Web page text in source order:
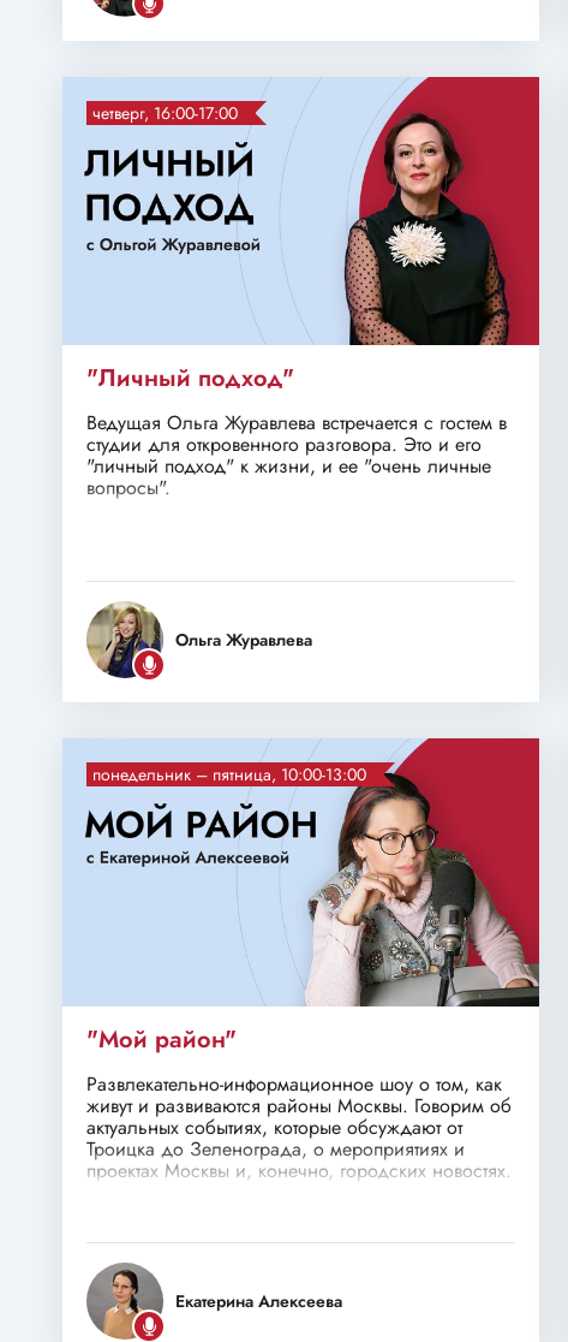
"Личный подход"
четверг, 16:00-17:00
Ведущая Ольга Журавлева встречается с гостем в
студии для откровенного разговора. Это и его
"личный подход" к жизни, и ее "очень личные
вопросы".
Ольга Журавлева
"Мой район"
понедельник – пятница, 10:00-13:00
Развлекательно-информационное шоу о том, как
живут и развиваются районы Москвы. Говорим об
актуальных событиях, которые обсуждают от
Троицка до Зеленограда, о мероприятиях и
проектах Москвы и, конечно, городских новостях.
Екатерина Алексеева